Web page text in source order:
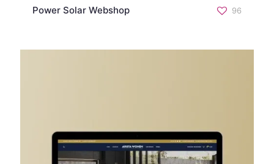
Power Solar Webshop 96